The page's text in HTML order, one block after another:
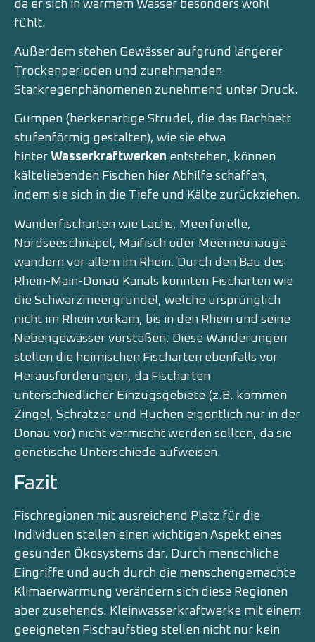
da er sich in warmem Wasser besonders wohl
fühlt.
Außerdem stehen Gewässer aufgrund längerer
Trockenperioden und zunehmenden
Starkregenphänomenen zunehmend unter Druck.
Gumpen (beckenartige Strudel, die das Bachbett
stufenförmig gestalten), wie sie etwa
hinter Wasserkraftwerken entstehen, können
kälteliebenden Fischen hier Abhilfe schaffen,
indem sie sich in die Tiefe und Kälte zurückziehen.
Wanderfischarten wie Lachs, Meerforelle,
Nordseeschnäpel, Maifisch oder Meerneunauge
wandern vor allem im Rhein. Durch den Bau des
Rhein-Main-Donau Kanals konnten Fischarten wie
die Schwarzmeergrundel, welche ursprünglich
nicht im Rhein vorkam, bis in den Rhein und seine
Nebengewässer vorstoßen. Diese Wanderungen
stellen die heimischen Fischarten ebenfalls vor
Herausforderungen, da Fischarten
unterschiedlicher Einzugsgebiete (z.B. kommen
Zingel, Schrätzer und Huchen eigentlich nur in der
Donau vor) nicht vermischt werden sollten, da sie
genetische Unterschiede aufweisen.
Fazit
Fischregionen mit ausreichend Platz für die
Individuen stellen einen wichtigen Aspekt eines
gesunden Ökosystems dar. Durch menschliche
Eingriffe und auch durch die menschengemachte
Klimaerwärmung verändern sich diese Regionen
aber zusehends. Kleinwasserkraftwerke mit einem
geeigneten Fischaufstieg stellen nicht nur kein